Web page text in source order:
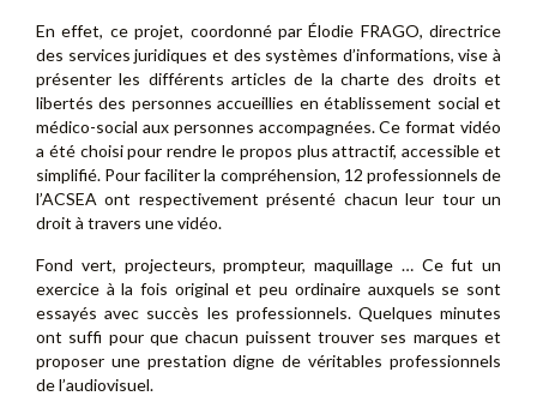
En effet, ce projet, coordonné par Élodie FRAGO, directrice
des services juridiques et des systèmes d’informations, vise à
présenter les différents articles de la charte des droits et
libertés des personnes accueillies en établissement social et
médico-social aux personnes accompagnées. Ce format vidéo
a été choisi pour rendre le propos plus attractif, accessible et
simplifié. Pour faciliter la compréhension, 12 professionnels de
l’ACSEA ont respectivement présenté chacun leur tour un
droit à travers une vidéo.
Fond vert, projecteurs, prompteur, maquillage … Ce fut un
exercice à la fois original et peu ordinaire auxquels se sont
essayés avec succès les professionnels. Quelques minutes
ont suffi pour que chacun puissent trouver ses marques et
proposer une prestation digne de véritables professionnels
de l’audiovisuel.